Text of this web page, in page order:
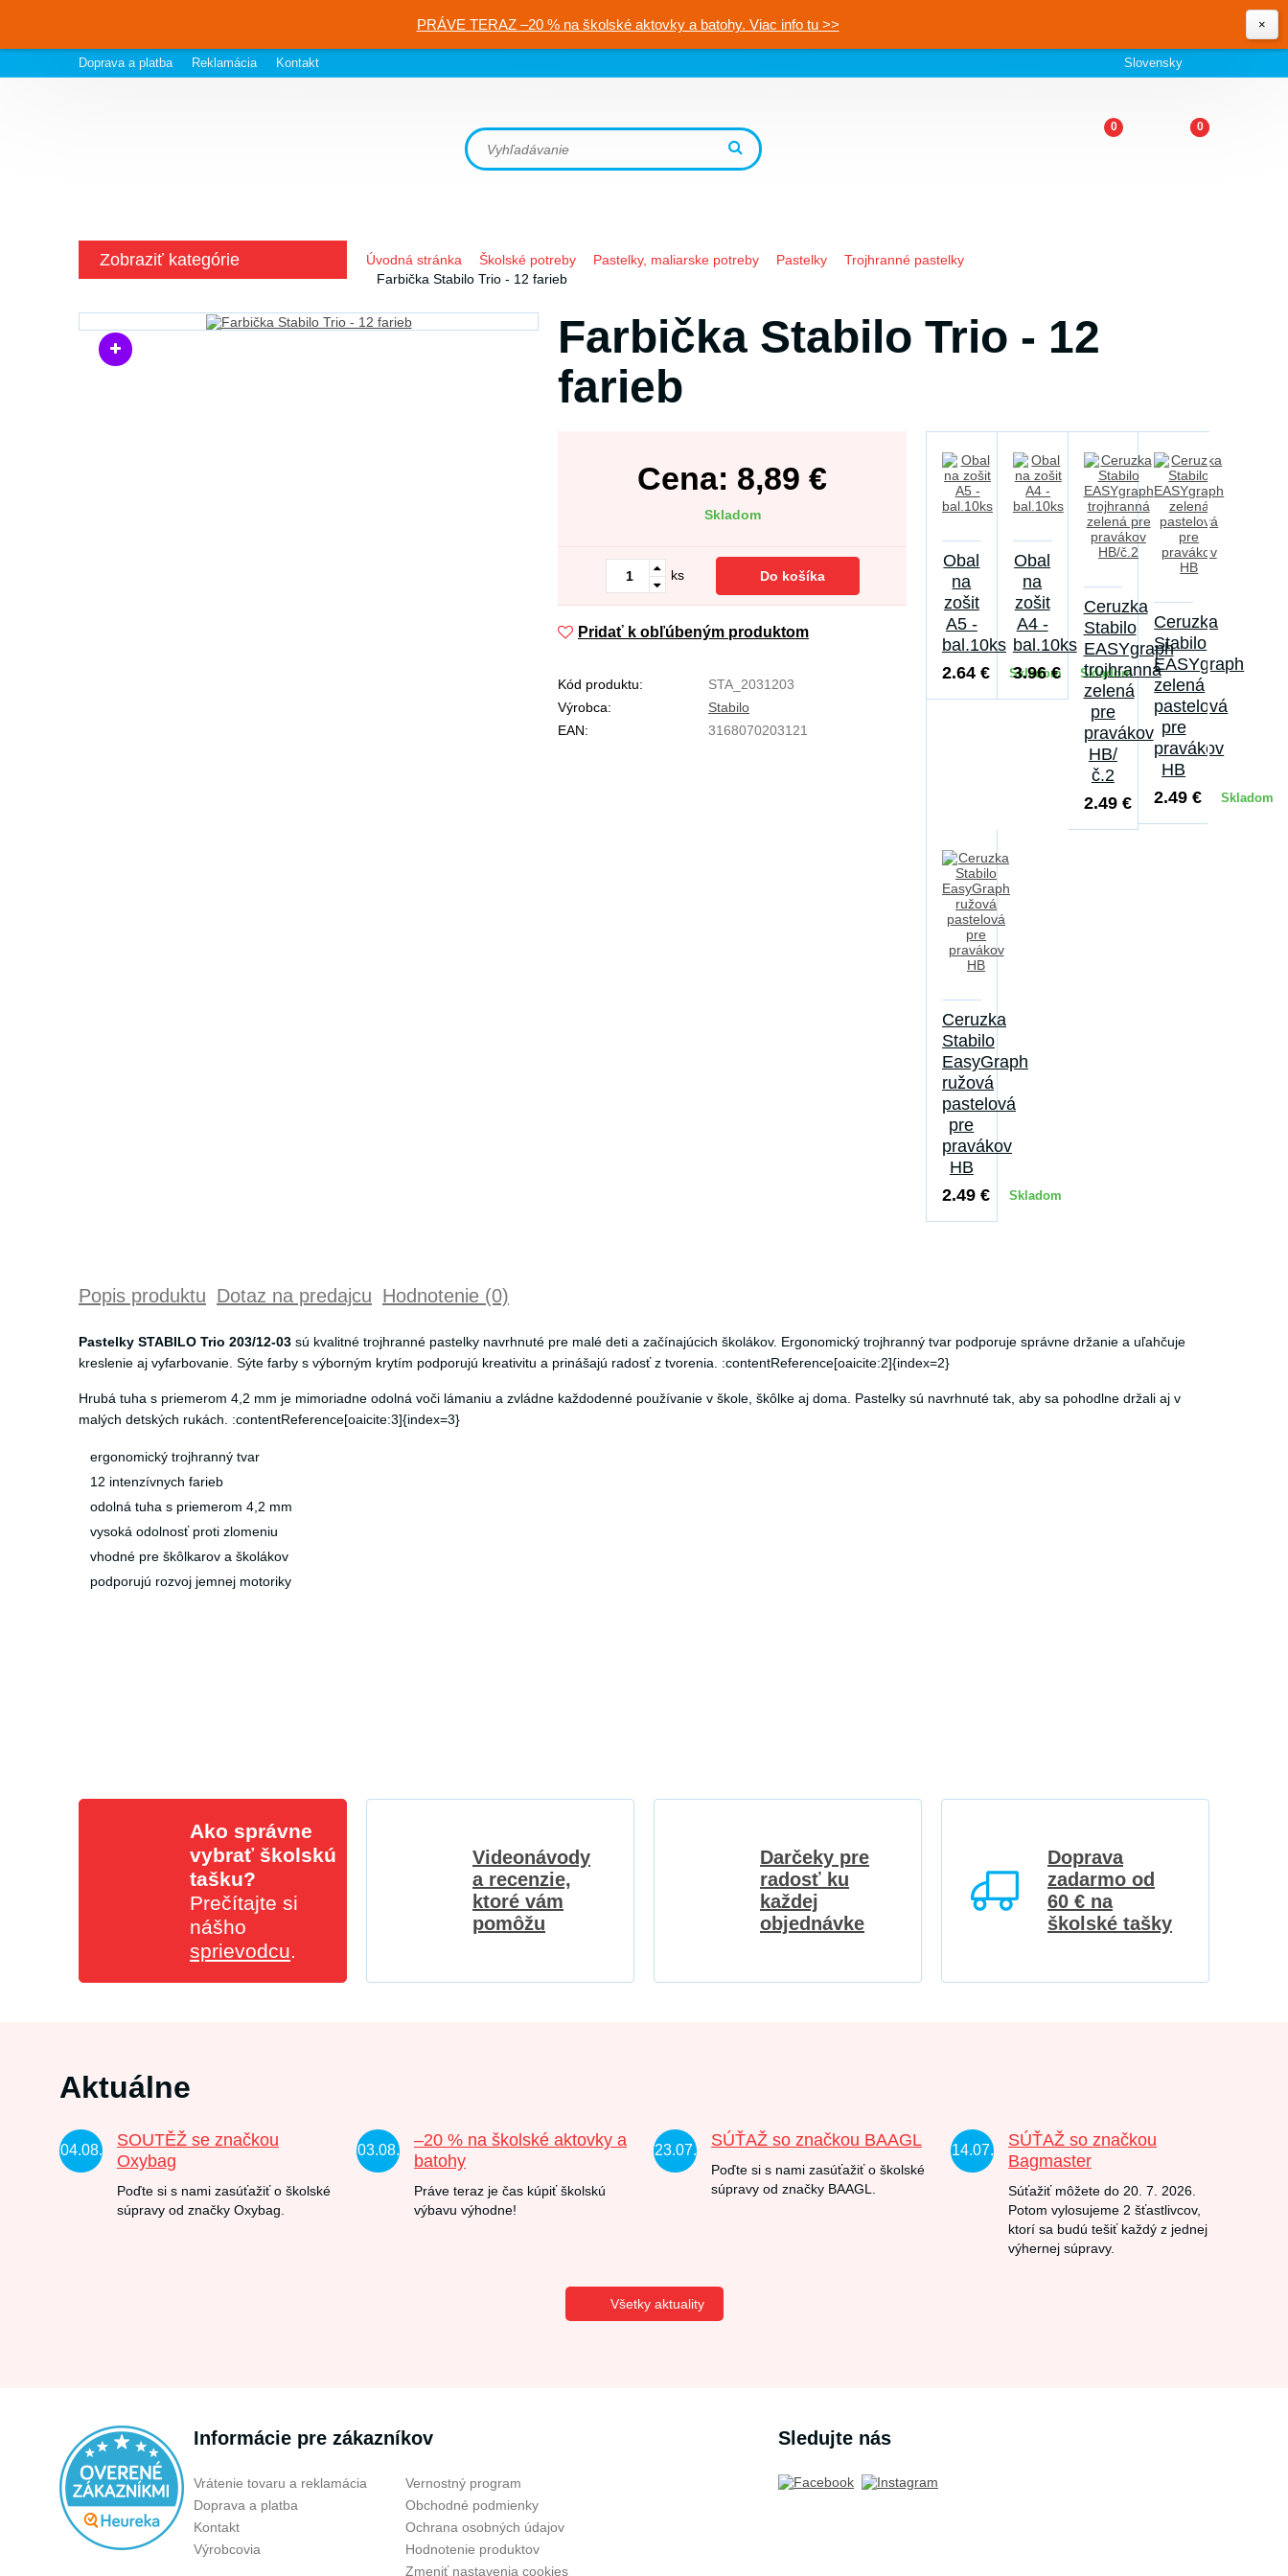
PRÁVE TERAZ –20 % na školské aktovky a batohy. Viac info tu >> ×
Doprava a platba Reklamácia Kontakt Slovensky
0 0
Zobraziť kategórie Úvodná stránka Školské potreby Pastelky, maliarske potreby Pastelky
Trojhranné pastelky
Farbička Stabilo Trio - 12 farieb
Farbička Stabilo Trio - 12
farieb
Cena: 8,89 €
Skladom
ks Do košíka
Pridať k obľúbeným produktom
Kód produktu:
STA_2031203
Výrobca:
Stabilo
EAN:
3168070203121
Obal
na
zošit
A5 -
bal.10ks
2.64 €
Skladom
Obal
na
zošit
A4 -
bal.10ks
3.96 €
Skladom
Ceruzka
Stabilo
EASYgraph
trojhranná
zelená
pre
pravákov
HB/
č.2
2.49 €
Ceruzka
Stabilo
EASYgraph
zelená
pastelová
pre
pravákov
HB
2.49 €
Skladom
Ceruzka
Stabilo
EasyGraph
ružová
pastelová
pre
pravákov
HB
2.49 €
Skladom
Popis produktu Dotaz na predajcu Hodnotenie (0)
Pastelky STABILO Trio 203/12-03 sú kvalitné trojhranné pastelky navrhnuté pre malé deti a začínajúcich školákov. Ergonomický trojhranný tvar podporuje správne držanie a uľahčuje
kreslenie aj vyfarbovanie. Sýte farby s výborným krytím podporujú kreativitu a prinášajú radosť z tvorenia. :contentReference[oaicite:2]{index=2}
Hrubá tuha s priemerom 4,2 mm je mimoriadne odolná voči lámaniu a zvládne každodenné používanie v škole, škôlke aj doma. Pastelky sú navrhnuté tak, aby sa pohodlne držali aj v
malých detských rukách. :contentReference[oaicite:3]{index=3}
ergonomický trojhranný tvar
12 intenzívnych farieb
odolná tuha s priemerom 4,2 mm
vysoká odolnosť proti zlomeniu
vhodné pre škôlkarov a školákov
podporujú rozvoj jemnej motoriky
Ako správne
vybrať školskú
tašku?
Prečítajte si
nášho
sprievodcu.
Videonávody
a recenzie,
ktoré vám
pomôžu
Darčeky pre
radosť ku
každej
objednávke
Doprava
zadarmo od
60 € na
školské tašky
Aktuálne
04.08.
SOUTĚŽ se značkou
Oxybag
Poďte si s nami zasúťažiť o školské
súpravy od značky Oxybag.
03.08.
–20 % na školské aktovky a
batohy
Práve teraz je čas kúpiť školskú
výbavu výhodne!
23.07.
SÚŤAŽ so značkou BAAGL
Poďte si s nami zasúťažiť o školské
súpravy od značky BAAGL.
14.07.
SÚŤAŽ so značkou
Bagmaster
Súťažiť môžete do 20. 7. 2026.
Potom vylosujeme 2 šťastlivcov,
ktorí sa budú tešiť každý z jednej
výhernej súpravy.
Všetky aktuality
Informácie pre zákazníkov
Vrátenie tovaru a reklamácia
Doprava a platba
Kontakt
Výrobcovia
Vernostný program
Obchodné podmienky
Ochrana osobných údajov
Hodnotenie produktov
Zmeniť nastavenia cookies
Sledujte nás